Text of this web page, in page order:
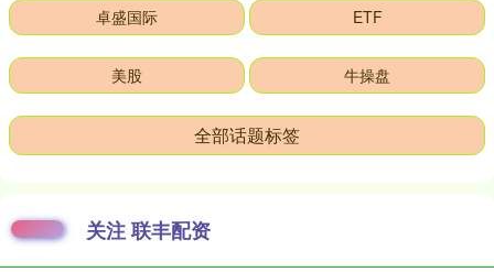
卓盛国际 ETF
美股 牛操盘
全部话题标签
关注 联丰配资